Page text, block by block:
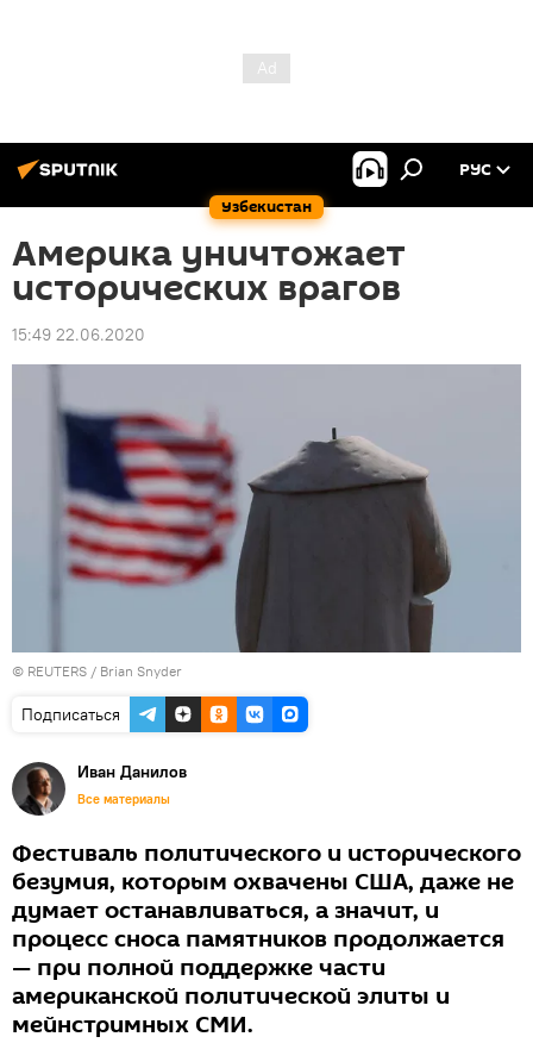
Узбекистан
РУС
Америка уничтожает
исторических врагов
15:49 22.06.2020
© REUTERS / Brian Snyder
Подписаться
Иван Данилов
Все материалы
Фестиваль политического и исторического
безумия, которым охвачены США, даже не
думает останавливаться, а значит, и
процесс сноса памятников продолжается
— при полной поддержке части
американской политической элиты и
мейнстримных СМИ.